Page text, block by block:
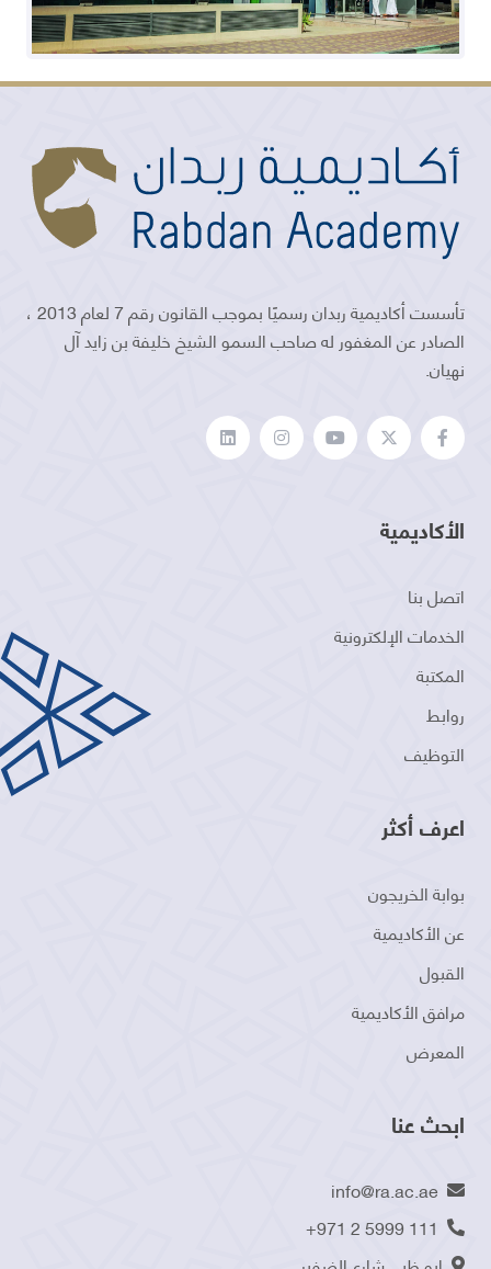
تأسست أكاديمية ربدان رسميًا بموجب القانون رقم 7 لعام 2013 ،
الصادر عن المغفور له صاحب السمو الشيخ خليفة بن زايد آل
نهيان.
الأكاديمية
اتصل بنا
الخدمات الإلكترونية
المكتبة
روابط
التوظيف
اعرف أكثر
بوابة الخريجون
عن الأكاديمية
القبول
مرافق الأكاديمية
المعرض
ابحث عنا
info@ra.ac.ae
+971 2 5999 111